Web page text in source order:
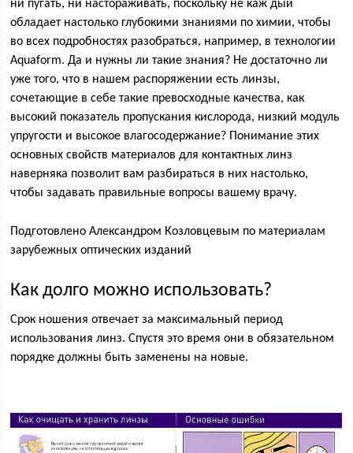
ни пугать, ни настораживать, поскольку не каж дый
обладает настолько глубокими знаниями по химии, чтобы
во всех подробностях разобраться, например, в технологии
Aquaform. Да и нужны ли такие знания? Не достаточно ли
уже того, что в нашем распоряжении есть линзы,
сочетающие в себе такие превосходные качества, как
высокий показатель пропускания кислорода, низкий модуль
упругости и высокое влагосодержание? Понимание этих
основных свойств материалов для контактных линз
наверняка позволит вам разбираться в них настолько,
чтобы задавать правильные вопросы вашему врачу.
Подготовлено Александром Козловцевым по материалам
зарубежных оптических изданий
Как долго можно использовать?
Срок ношения отвечает за максимальный период
использования линз. Спустя это время они в обязательном
порядке должны быть заменены на новые.